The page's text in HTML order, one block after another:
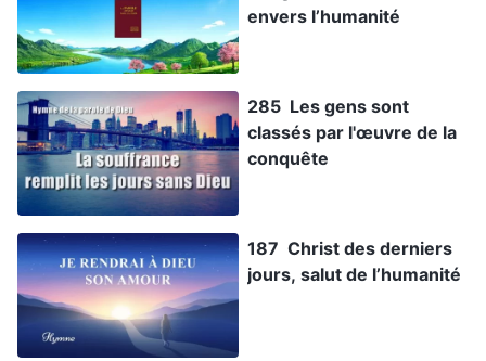
envers l’humanité
285 Les gens sont
classés par l'œuvre de la
conquête
187 Christ des derniers
jours, salut de l’humanité